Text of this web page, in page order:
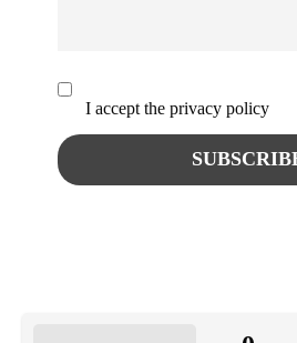
I accept the privacy policy